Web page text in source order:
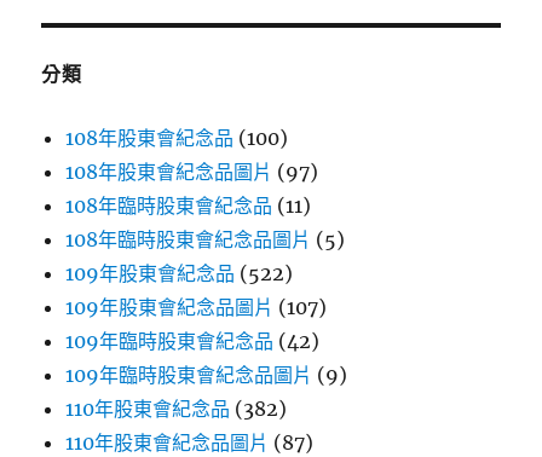
鍵
分類
108年股東會紀念品 (100)
108年股東會紀念品圖片 (97)
108年臨時股東會紀念品 (11)
108年臨時股東會紀念品圖片 (5)
109年股東會紀念品 (522)
109年股東會紀念品圖片 (107)
109年臨時股東會紀念品 (42)
109年臨時股東會紀念品圖片 (9)
110年股東會紀念品 (382)
110年股東會紀念品圖片 (87)